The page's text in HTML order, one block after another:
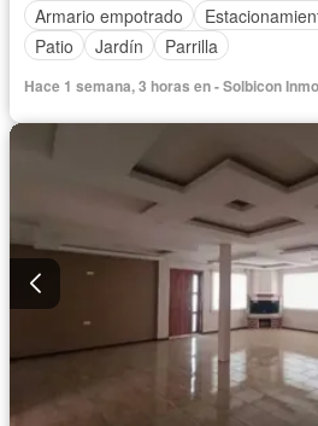
Armario empotrado
Patio
Jardín Parrilla
Hace 1 semana, 3 horas en - Solbicon